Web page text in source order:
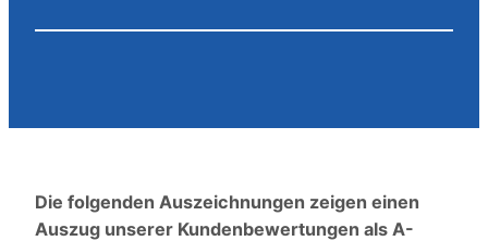
Die folgenden Auszeichnungen zeigen einen
Auszug unserer Kundenbewertungen als A-